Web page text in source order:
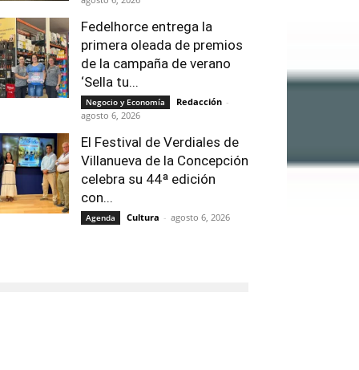
Fedelhorce entrega la
primera oleada de premios
de la campaña de verano
‘Sella tu...
Negocio y Economía Redacción -
agosto 6, 2026
El Festival de Verdiales de
Villanueva de la Concepción
celebra su 44ª edición
con...
Agenda Cultura - agosto 6, 2026